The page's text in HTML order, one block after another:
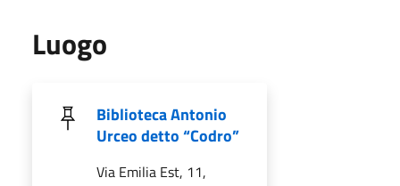
Luogo
Biblioteca Antonio
Urceo detto “Codro”
Via Emilia Est, 11,